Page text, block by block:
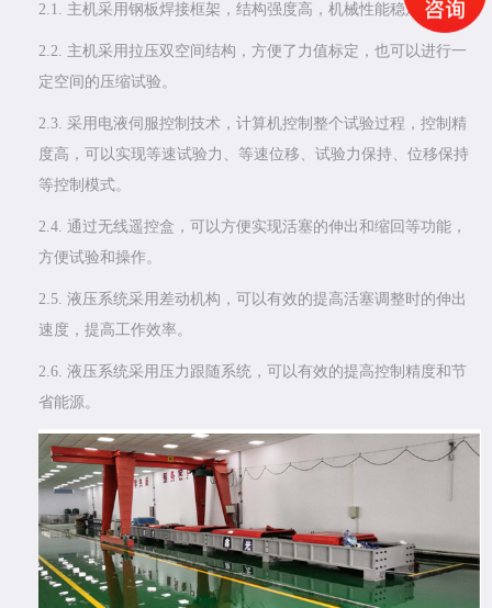
2.1. 主机采用钢板焊接框架，结构强度高，机械性能稳定。
2.2. 主机采用拉压双空间结构，方便了力值标定，也可以进行一
定空间的压缩试验。
2.3. 采用电液伺服控制技术，计算机控制整个试验过程，控制精
度高，可以实现等速试验力、等速位移、试验力保持、位移保持
等控制模式。
2.4. 通过无线遥控盒，可以方便实现活塞的伸出和缩回等功能，
方便试验和操作。
2.5. 液压系统采用差动机构，可以有效的提高活塞调整时的伸出
速度，提高工作效率。
2.6. 液压系统采用压力跟随系统，可以有效的提高控制精度和节
省能源。